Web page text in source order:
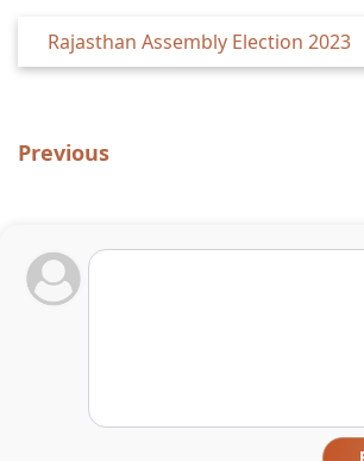
Rajasthan Assembly Election 2023
Previous